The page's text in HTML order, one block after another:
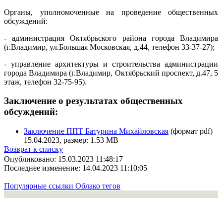
Органы, уполномоченные на проведение общественных
обсуждений:
- администрация Октябрьского района города Владимира
(г.Владимир, ул.Большая Московская, д.44, телефон 33-37-27);
- управление архитектуры и строительства администрации
города Владимира (г.Владимир, Октябрьский проспект, д.47, 5
этаж, телефон 32-75-95).
Заключение о результатах общественных
обсуждений:
Заключение ППТ Батурина Михайловская (формат pdf)
15.04.2023, размер: 1.53 MB
Возврат к списку
Опубликовано: 15.03.2023 11:48:17
Последнее изменение: 14.04.2023 11:10:05
Популярные ссылки Облако тегов